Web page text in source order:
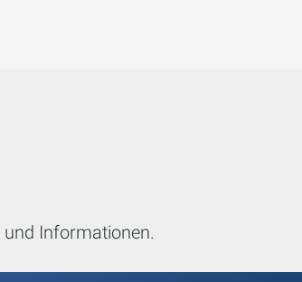
und Informationen.